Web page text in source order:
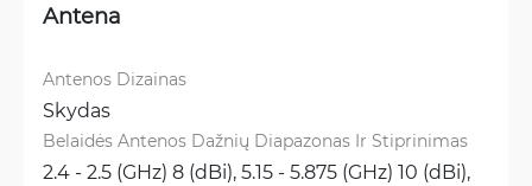
Antena
Antenos Dizainas
Skydas
Belaidės Antenos Dažnių Diapazonas Ir Stiprinimas
2.4 - 2.5 (GHz) 8 (dBi), 5.15 - 5.875 (GHz) 10 (dBi),